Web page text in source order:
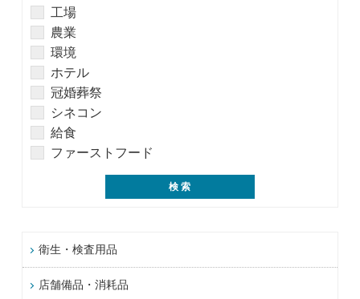
工場
農業
環境
ホテル
冠婚葬祭
シネコン
給食
ファーストフード
衛生・検査用品
店舗備品・消耗品